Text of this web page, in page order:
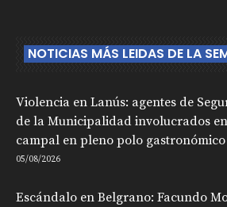
NOTICIAS MÁS LEIDAS DE LA
Violencia en Lanús: agentes de
de la Municipalidad involucrados
campal en pleno polo gastronómico
05/08/2026
Escándalo en Belgrano: Facundo